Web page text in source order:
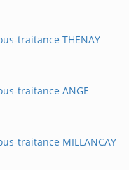
traitance THENAY
traitance ANGE
traitance MILLANCAY
ligne